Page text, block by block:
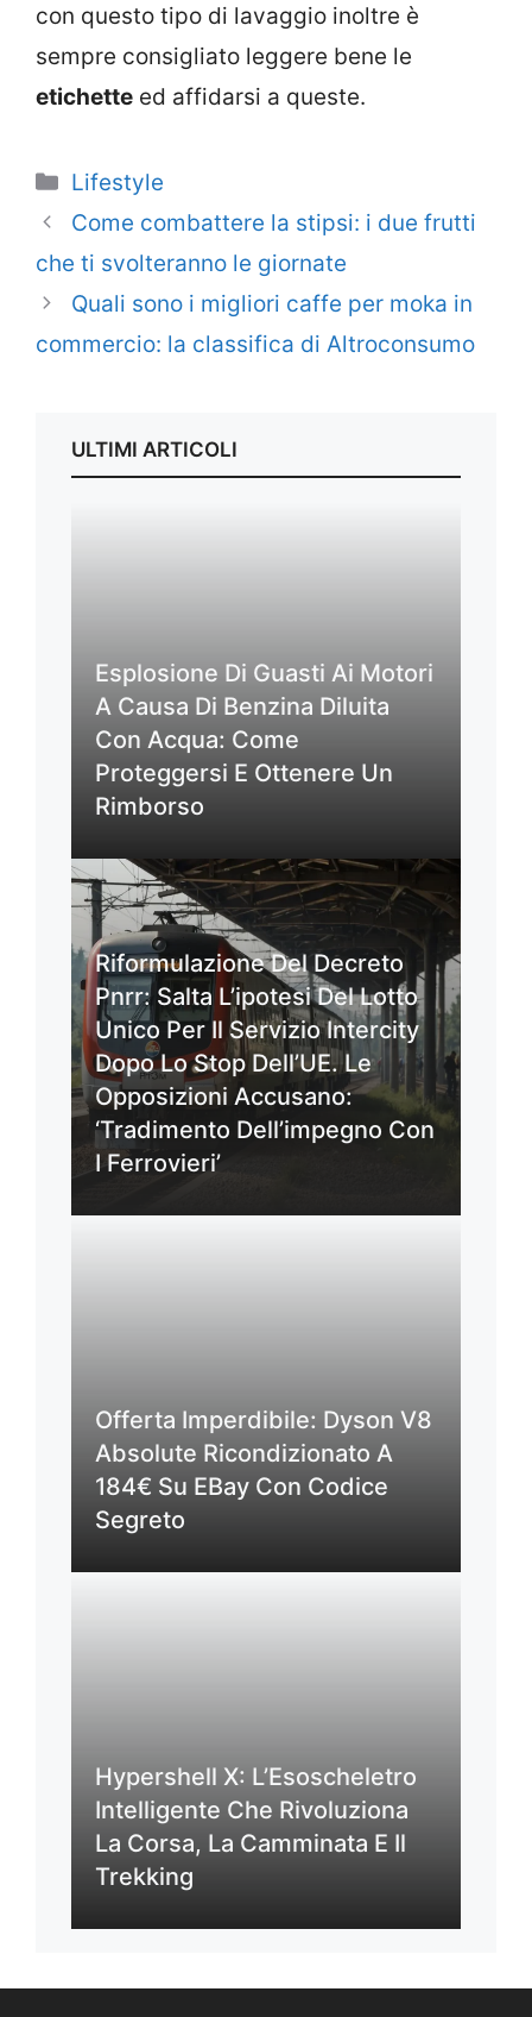
con questo tipo di lavaggio inoltre è
sempre consigliato leggere bene le
etichette ed affidarsi a queste.
Categorie
Lifestyle
Come combattere la stipsi: i due frutti
che ti svolteranno le giornate
Quali sono i migliori caffe per moka in
commercio: la classifica di Altroconsumo
ULTIMI ARTICOLI
Esplosione Di Guasti Ai Motori
A Causa Di Benzina Diluita
Con Acqua: Come
Proteggersi E Ottenere Un
Rimborso
Riformulazione Del Decreto
Pnrr: Salta L’ipotesi Del Lotto
Unico Per Il Servizio Intercity
Dopo Lo Stop Dell’UE. Le
Opposizioni Accusano:
‘Tradimento Dell’impegno Con
I Ferrovieri’
Offerta Imperdibile: Dyson V8
Absolute Ricondizionato A
184€ Su EBay Con Codice
Segreto
Hypershell X: L’Esoscheletro
Intelligente Che Rivoluziona
La Corsa, La Camminata E Il
Trekking